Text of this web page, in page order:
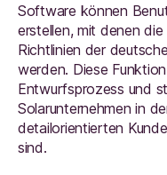
Software können
erstellen, mit denen
Richtlinien der
werden. Diese
Entwurfsprozess und
Solarunternehmen in
detailorientierten
sind.